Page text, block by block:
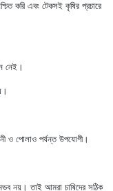
করি এবং টেকসই কৃষির প্রচারে
নেই।
ও পোলাও পর্যন্ত উপযোগী।
নয়। তাই আমরা চাষিদের সঠিক